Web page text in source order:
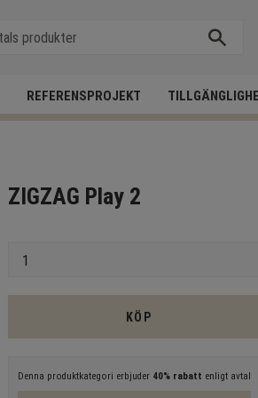
REFERENSPROJEKT
ZIGZAG Play 2
KÖP
Denna produktkategori erbjuder 40% rabatt enligt avtal